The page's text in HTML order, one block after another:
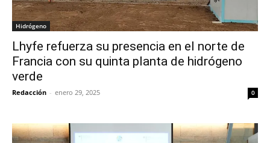
Hidrógeno
Lhyfe refuerza su presencia en el norte de
Francia con su quinta planta de hidrógeno
verde
Redacción - enero 29, 2025 0